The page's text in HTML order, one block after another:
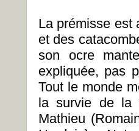
La prémisse est
et des
son ocre
expliquée, pas
Tout le monde
la survie de la
Mathieu